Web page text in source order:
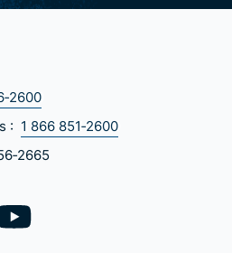
: 1 866 851‑2600